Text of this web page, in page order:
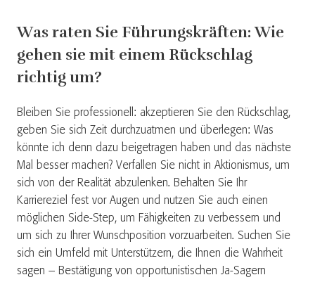
Was raten Sie Führungskräften: Wie
gehen sie mit einem Rückschlag
richtig um?
Bleiben Sie professionell: akzeptieren Sie den Rückschlag,
geben Sie sich Zeit durchzuatmen und überlegen: Was
könnte ich denn dazu beigetragen haben und das nächste
Mal besser machen? Verfallen Sie nicht in Aktionismus, um
sich von der Realität abzulenken. Behalten Sie Ihr
Karriereziel fest vor Augen und nutzen Sie auch einen
möglichen Side-Step, um Fähigkeiten zu verbessern und
um sich zu Ihrer Wunschposition vorzuarbeiten. Suchen Sie
sich ein Umfeld mit Unterstützern, die Ihnen die Wahrheit
sagen – Bestätigung von opportunistischen Ja-Sagern